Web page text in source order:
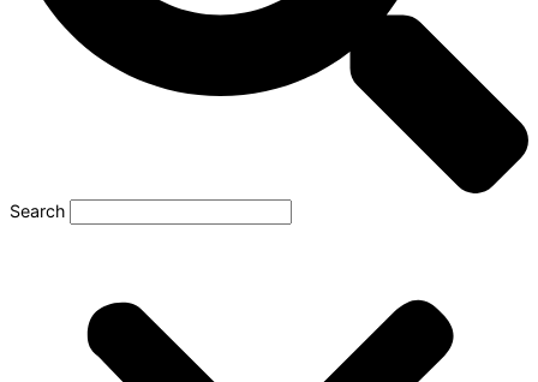
Search